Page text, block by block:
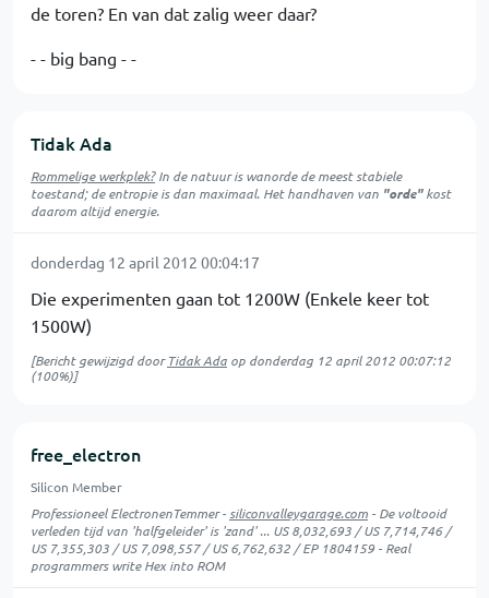
de toren? En van dat zalig weer daar?
- - big bang - -
Tidak Ada
Rommelige werkplek?In de natuur iswanordede meest stabiele
toestand; de entropie is dan maximaal. Het handhaven van "orde"kost
daarom altijd energie.
donderdag 12 april 2012 00:04:17
Die experimenten gaan tot 1200W (Enkele keer tot
1500W)
[Bericht gewijzigd doorTidak Ada op donderdag 12 april 2012 00:07:12
(100%)]
free_electron
Silicon Member
Professioneel ElectronenTemmer - siliconvalleygarage.com - De voltooid
verleden tijd van 'halfgeleider' is 'zand' ... US 8,032,693 / US 7,714,746 /
US 7,355,303 / US 7,098,557 / US 6,762,632 / EP 1804159 - Real
programmers write Hex into ROM